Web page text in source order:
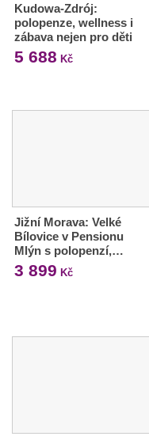
Kudowa-Zdrój:
polopenze, wellness i
zábava nejen pro děti
5 688 Kč
Jižní Morava: Velké
Bílovice v Pensionu
Mlýn s polopenzí,…
3 899 Kč